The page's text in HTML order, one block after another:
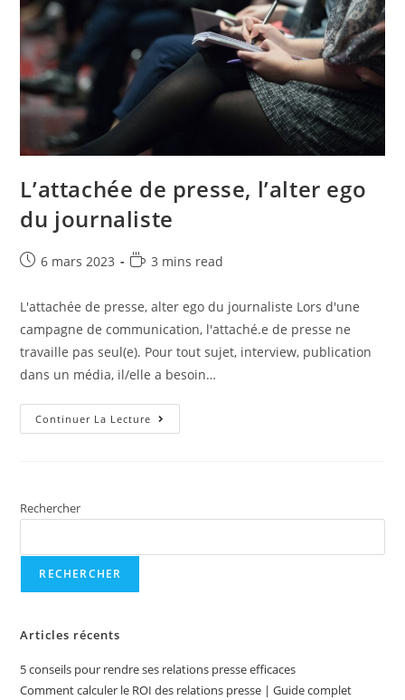
L’attachée de presse, l’alter ego
du journaliste
6 mars 2023 3 mins read
L'attachée de presse, alter ego du journaliste Lors d'une
campagne de communication, l'attaché.e de presse ne
travaille pas seul(e). Pour tout sujet, interview, publication
dans un média, il/elle a besoin…
Continuer La Lecture
Rechercher
RECHERCHER
Articles récents
5 conseils pour rendre ses relations presse efficaces
Comment calculer le ROI des relations presse | Guide complet